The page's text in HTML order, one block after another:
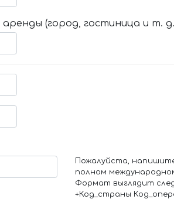
(город, гостиница и т.
Пожалуйста,
полном
Формат выглядит
+Код_страны